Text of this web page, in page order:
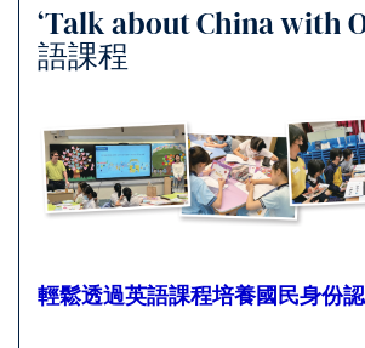
‘Talk about China with
語課程
輕鬆透過英語課程培養國民身份